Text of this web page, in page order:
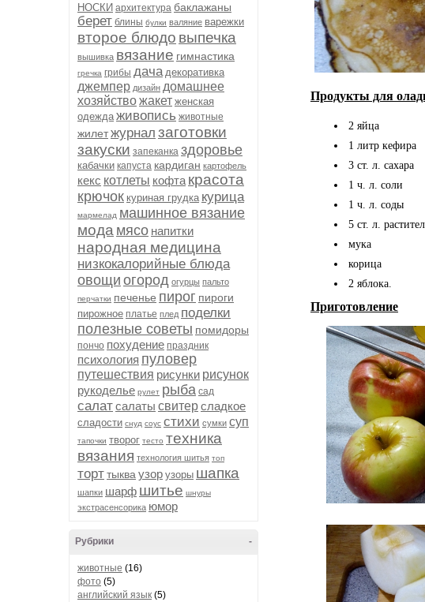
НОСКИ архитектура баклажаны
берет блины булки валяние варежки
второе блюдо выпечка
вышивка вязание гимнастика
гречка грибы дача декоративка
джемпер дизайн домашнее
хозяйствожакет женская
одежда живопись животные
жилетжурнал заготовки
закуски запеканка здоровье
кабачки капуста кардиган картофель
кекс котлеты кофта красота
крючок куриная грудка курица
мармелад машинное вязание
мода мясо напитки
народная медицина
низкокалорийные блюда
овощи огород огурцы пальто
перчатки печенье пирог пироги
пирожное платье плед поделки
полезные советы помидоры
пончо похудение праздник
психология пуловер
путешествия рисунки рисунок
рукоделье рулет рыба сад
салатсалаты свитерсладкое
сладости снуд соус стихи сумки суп
тапочки творог тесто техника
вязания технология шитья топ
торттыква узор узоры шапка
шапки шарф шитье шнуры
экстрасенсорика юмор
-
Рубрики
животные (16)
фото (5)
английский язык (5)
Продукты для
2 яйца
1 литр кефира
3 ст. л. сахара
1 ч. л. соли
1 ч. л. соды
5 ст. л.
мука
корица
2 яблока.
Приготовление